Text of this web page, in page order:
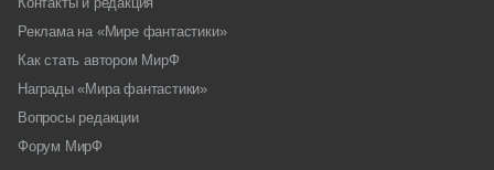
Реклама на «Мире фантастики»
Как стать автором МирФ
Награды «Мира фантастики»
Вопросы редакции
Форум МирФ